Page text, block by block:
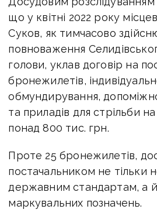
що у квітні 2022 року
Суков, як тимчасово
повноваження
голови, уклав договір на
бронежилетів,
обмундирування,
та приладів для стрільби
понад 800 тис. грн.
Проте 25 бронежилетів,
постачальником не тільки
державним стандартам, а
маркувальних позначень.